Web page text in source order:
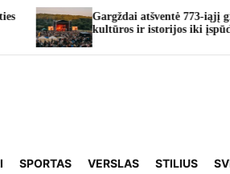
atšventė 773-iąjį gimtadienį: nuo
ir istorijos iki įspūdingų koncertų
SPORTAS VERSLAS STILIUS